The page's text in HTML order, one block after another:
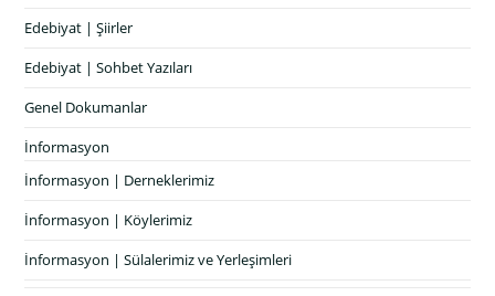
Edebiyat | Şiirler
Edebiyat | Sohbet Yazıları
Genel Dokumanlar
İnformasyon
İnformasyon | Derneklerimiz
İnformasyon | Köylerimiz
İnformasyon | Sülalerimiz ve Yerleşimleri